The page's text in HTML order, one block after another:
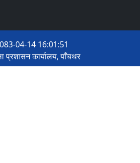
04-14 16:01:51
प्रशासन कार्यालय, पाँचथर